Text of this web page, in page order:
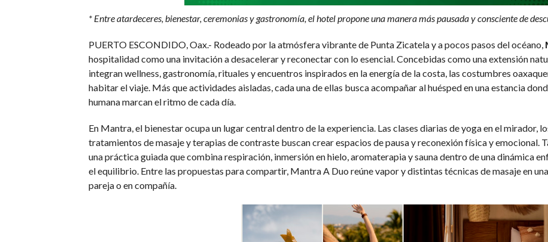
* Entre atardeceres, bienestar, ceremonias y gastronomía, el hotel propone una manera más pausada y consciente de
PUERTO ESCONDIDO, Oax.- Rodeado por la atmósfera vibrante de Punta Zicatela y a pocos pasos del océano,
hospitalidad como una invitación a desacelerar y reconectar con lo esencial. Concebidas como una extensión
integran wellness, gastronomía, rituales y encuentros inspirados en la energía de la costa, las costumbres
habitar el viaje. Más que actividades aisladas, cada una de ellas busca acompañar al huésped en una estancia
humana marcan el ritmo de cada día.
En Mantra, el bienestar ocupa un lugar central dentro de la experiencia. Las clases diarias de yoga en el mirador,
tratamientos de masaje y terapias de contraste buscan crear espacios de pausa y reconexión física y emocional.
una práctica guiada que combina respiración, inmersión en hielo, aromaterapia y sauna dentro de una dinámica
el equilibrio. Entre las propuestas para compartir, Mantra A Duo reúne vapor y distintas técnicas de masaje en
pareja o en compañía.